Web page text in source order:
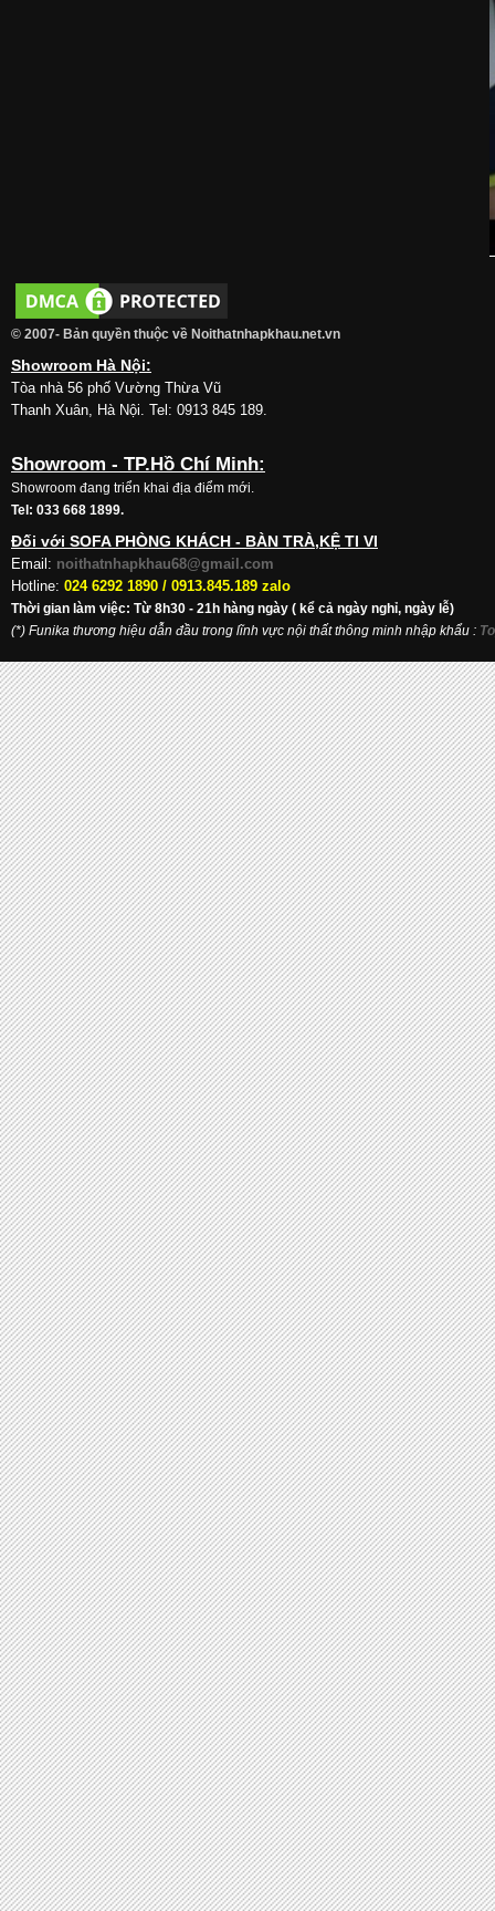
© 2007- Bản quyền thuộc về Noithatnhapkhau.net.vn
Showroom Hà Nội:
Tòa nhà 56 phố Vường Thừa Vũ
Thanh Xuân, Hà Nội. Tel: 0913 845 189.
Showroom - TP.Hồ Chí Minh:
Showroom đang triển khai địa điểm mới.
Tel: 033 668 1899.
Đối với SOFA PHÒNG KHÁCH - BÀN TRÀ,KỆ TI VI
Email: noithatnhapkhau68@gmail.com
Hotline: 024 6292 1890 / 0913.845.189 zalo
Thời gian làm việc: Từ 8h30 - 21h hàng ngày ( kể cả ngày nghỉ, ngày lễ)
(*) Funika thương hiệu dẫn đầu trong lĩnh vực nội thất thông minh nhập khẩu :